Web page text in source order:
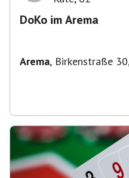
DoKo im Arema
Arema, Birkenstraße